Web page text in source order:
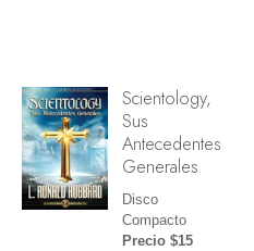
Scientology,
Sus
Antecedentes
Generales
Disco
Compacto
Precio $15